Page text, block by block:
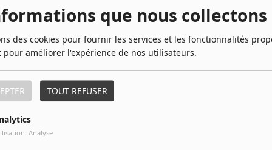
que nous collectons
des cookies pour fournir les services et les fonctionnalités
pour améliorer l'expérience de nos utilisateurs.
TOUT REFUSER
Analyse
Christmas" aux interprétations modernes de vos artistes
des fêtes de fin d'année.
et dévoués vous feront découvrir des anecdotes sur vos
des artistes renommés qui partagent leurs propres
pour la capturer et la diffuser à travers chaque note de